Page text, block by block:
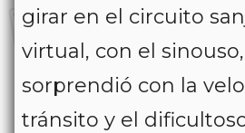
girar en el circuito
virtual, con el
sorprendió con la
tránsito y el